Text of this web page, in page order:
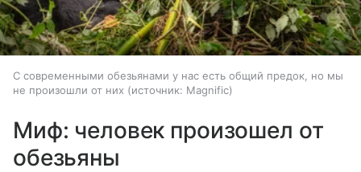
С современными обезьянами у нас есть общий предок, но мы
не произошли от них
источник: Magnific
Миф: человек произошел от
обезьяны